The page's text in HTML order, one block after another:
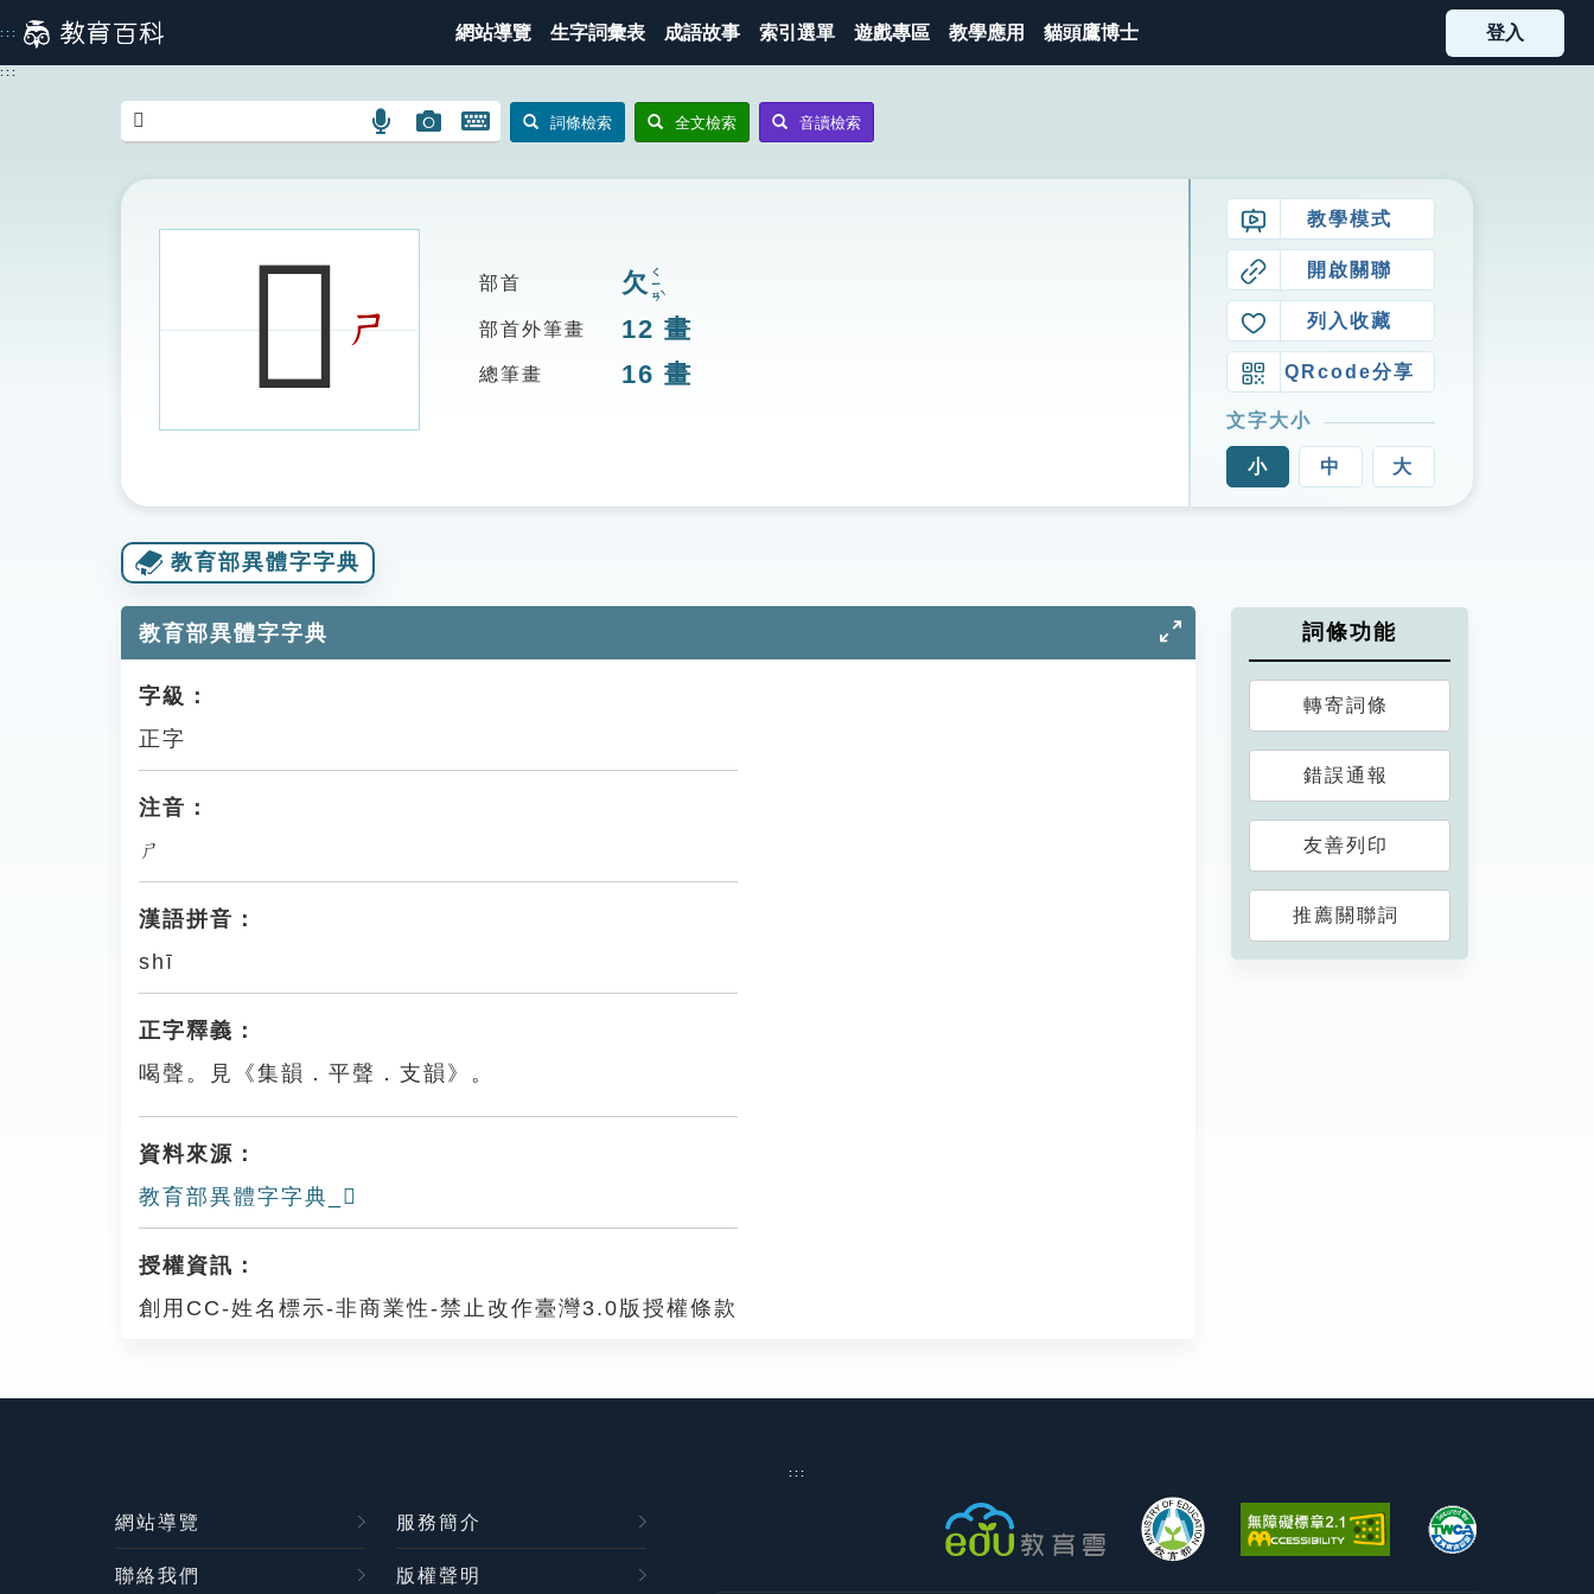
到
主
::: 網站導覽 生字詞彙表 成語故事 索引選單 遊戲專區 教學應用 貓頭鷹博士 登入
:::
語
搜
圖
圖
搜
開
鍵
詞條檢索 全文檢索 音讀檢索
𣤘ㄕ
部首 欠 ㄑㄧㄢˋ
部首外筆畫 12 畫
總筆畫 16 畫
教學模式
開啟關聯
列入收藏
QRcode分享
文字大小
小 中 大
教育部異體字字典
教育部異體字字典
字級：
正字
注音：
ㄕ
漢語拼音：
shī
正字釋義：
喝聲。見《集韻．平聲．支韻》。
資料來源：
教育部異體字字典_𣤘
授權資訊：
創用CC-姓名標示-非商業性-禁止改作臺灣3.0版授權條款
詞條功能
轉寄詞條
錯誤通報
友善列印
推薦關聯詞
:::
網站導覽 服務簡介
聯絡我們 版權聲明